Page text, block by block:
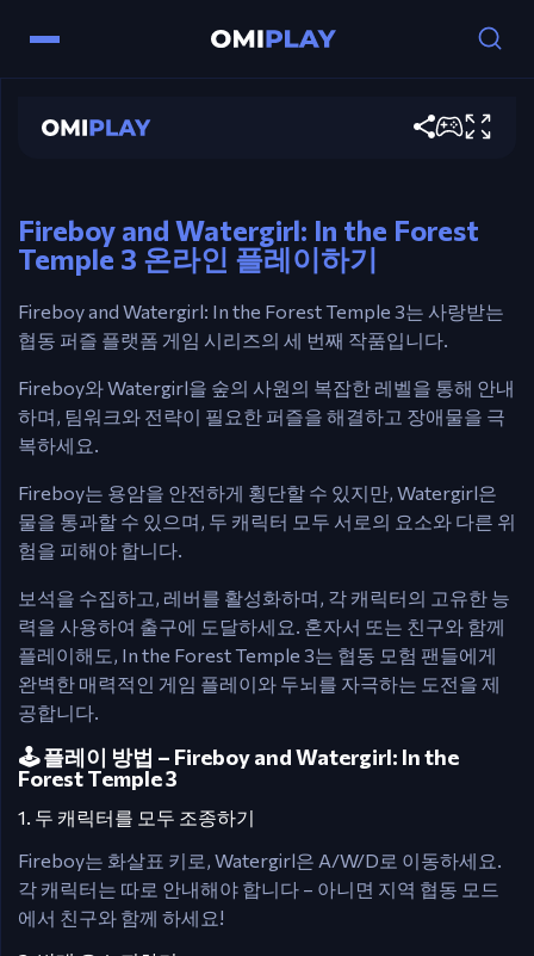
Fireboy and Watergirl: In the Forest
Temple 3
Fireboy: 화살표 키.
Fireboy and Watergirl: In the Forest
Temple 3 온라인 플레이하기
Fireboy and Watergirl: In the Forest Temple 3는 사랑받는
협동 퍼즐 플랫폼 게임 시리즈의 세 번째 작품입니다.
Fireboy와 Watergirl을 숲의 사원의 복잡한 레벨을 통해 안내
하며, 팀워크와 전략이 필요한 퍼즐을 해결하고 장애물을 극
복하세요.
Fireboy는 용암을 안전하게 횡단할 수 있지만, Watergirl은
물을 통과할 수 있으며, 두 캐릭터 모두 서로의 요소와 다른 위
험을 피해야 합니다.
보석을 수집하고, 레버를 활성화하며, 각 캐릭터의 고유한 능
력을 사용하여 출구에 도달하세요. 혼자서 또는 친구와 함께
플레이해도, In the Forest Temple 3는 협동 모험 팬들에게
완벽한 매력적인 게임 플레이와 두뇌를 자극하는 도전을 제
공합니다.
🕹️ 플레이 방법 – Fireboy and Watergirl: In the
Forest Temple 3
1. 두 캐릭터를 모두 조종하기
Fireboy는 화살표 키로, Watergirl은 A/W/D로 이동하세요.
각 캐릭터는 따로 안내해야 합니다 – 아니면 지역 협동 모드
에서 친구와 함께 하세요!